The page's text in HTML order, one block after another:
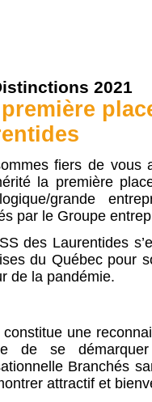
2021
fiers de vous
la première
grande
par le Groupe
des Laurentides
du Québec pour
de la pandémie.
constitue une
de se
Branchés
attractif et